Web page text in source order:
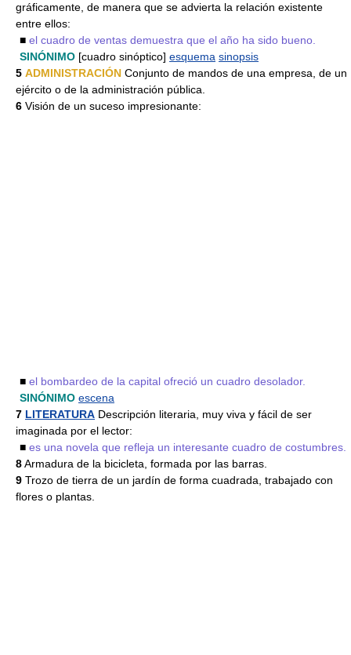
gráficamente, de manera que se advierta la relación existente
entre ellos:
■ el cuadro de ventas demuestra que el año ha sido bueno.
SINÓNIMO [cuadro sinóptico] esquema sinopsis
5 ADMINISTRACIÓN Conjunto de mandos de una empresa, de un
ejército o de la administración pública.
6 Visión de un suceso impresionante:
■ el bombardeo de la capital ofreció un cuadro desolador.
SINÓNIMO escena
7 LITERATURA Descripción literaria, muy viva y fácil de ser
imaginada por el lector:
■ es una novela que refleja un interesante cuadro de costumbres.
8Armadura de la bicicleta, formada por las barras.
9 Trozo de tierra de un jardín de forma cuadrada, trabajado con
flores o plantas.